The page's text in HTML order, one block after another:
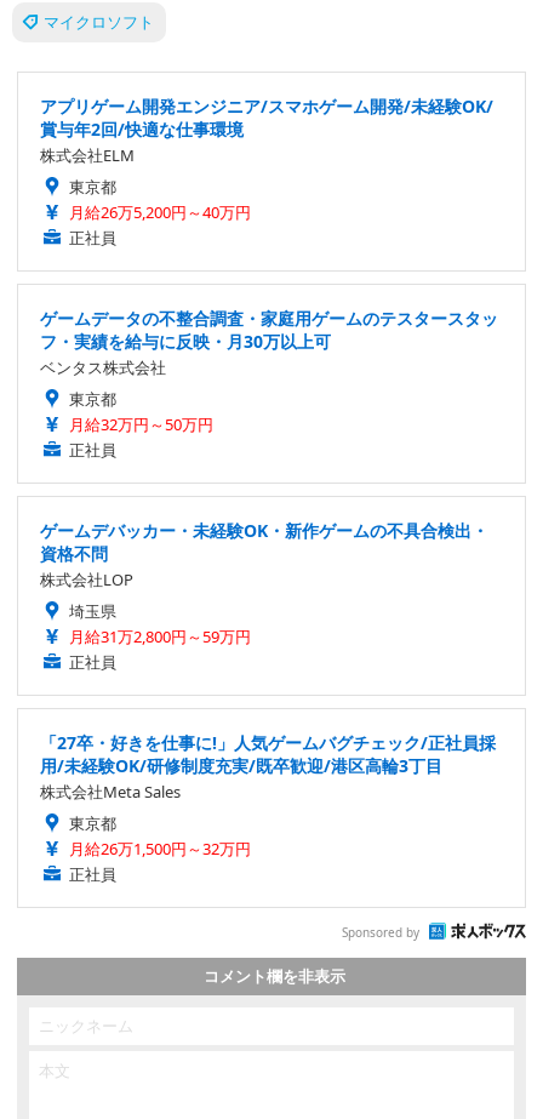
マイクロソフト
アプリゲーム開発エンジニア/スマホゲーム開発/未経験OK/
賞与年2回/快適な仕事環境
株式会社ELM
東京都
月給26万5,200円～40万円
正社員
ゲームデータの不整合調査・家庭用ゲームのテスタースタッ
フ・実績を給与に反映・月30万以上可
ベンタス株式会社
東京都
月給32万円～50万円
正社員
ゲームデバッカー・未経験OK・新作ゲームの不具合検出・
資格不問
株式会社LOP
埼玉県
月給31万2,800円～59万円
正社員
「27卒・好きを仕事に!」人気ゲームバグチェック/正社員採
用/未経験OK/研修制度充実/既卒歓迎/港区高輪3丁目
株式会社Meta Sales
東京都
月給26万1,500円～32万円
正社員
Sponsored by
コメント欄を非表示